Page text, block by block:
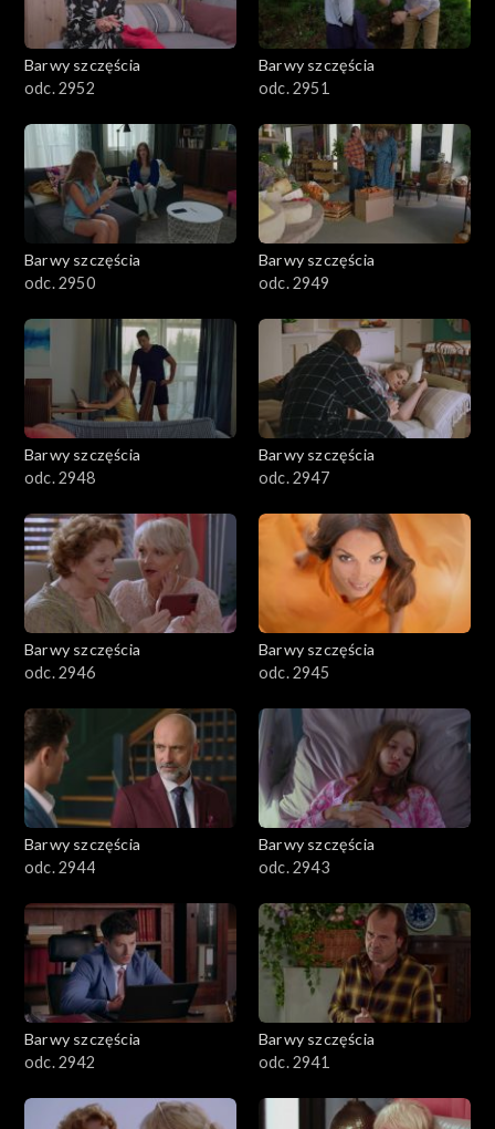
Barwy szczęścia
odc. 2952
Barwy szczęścia
odc. 2951
Barwy szczęścia
odc. 2950
Barwy szczęścia
odc. 2949
Barwy szczęścia
odc. 2948
Barwy szczęścia
odc. 2947
Barwy szczęścia
odc. 2946
Barwy szczęścia
odc. 2945
Barwy szczęścia
odc. 2944
Barwy szczęścia
odc. 2943
Barwy szczęścia
odc. 2942
Barwy szczęścia
odc. 2941